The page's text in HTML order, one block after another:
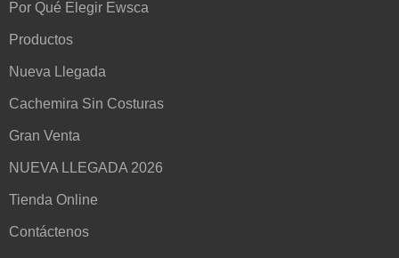
Por Qué Elegir Ewsca
Productos
Nueva Llegada
Cachemira Sin Costuras
Gran Venta
NUEVA LLEGADA 2026
Tienda Online
Contáctenos